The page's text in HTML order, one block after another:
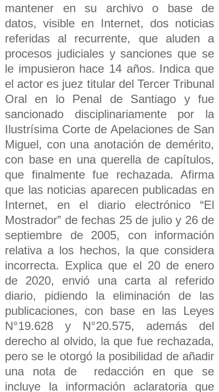
mantener en su archivo o base de
datos, visible en Internet, dos noticias
referidas al recurrente, que aluden a
procesos judiciales y sanciones que se
le impusieron hace 14 años. Indica que
el actor es juez titular del Tercer Tribunal
Oral en lo Penal de Santiago y fue
sancionado disciplinariamente por la
Ilustrísima Corte de Apelaciones de San
Miguel, con una anotación de demérito,
con base en una querella de capítulos,
que finalmente fue rechazada. Afirma
que las noticias aparecen publicadas en
Internet, en el diario electrónico “El
Mostrador” de fechas 25 de julio y 26 de
septiembre de 2005, con información
relativa a los hechos, la que considera
incorrecta. Explica que el 20 de enero
de 2020, envió una carta al referido
diario, pidiendo la eliminación de las
publicaciones, con base en las Leyes
N°19.628 y N°20.575, además del
derecho al olvido, la que fue rechazada,
pero se le otorgó la posibilidad de añadir
una nota de redacción en que se
incluye la información aclaratoria que